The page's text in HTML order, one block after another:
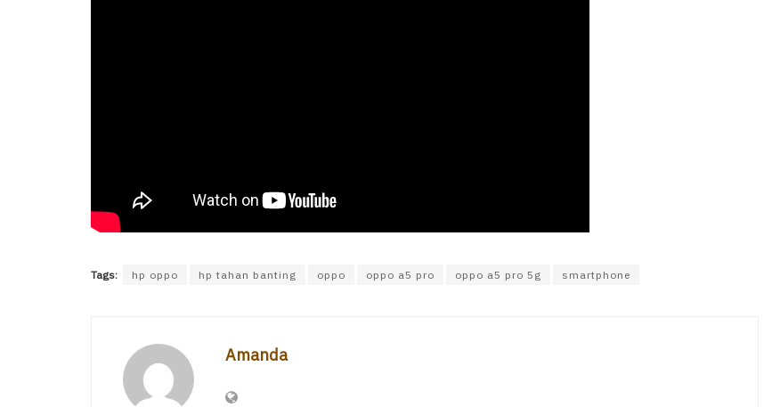
Tags: hp oppo hp tahan banting oppo oppo a5 pro oppo a5 pro 5g smartphone
Amanda